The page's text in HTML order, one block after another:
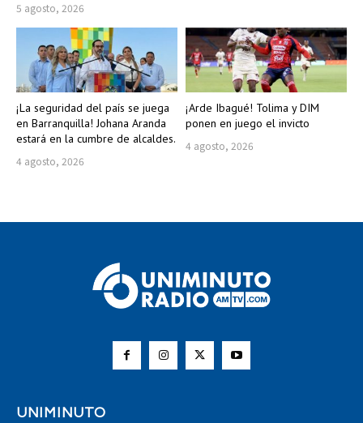
5 agosto, 2026
¡La seguridad del país se juega
en Barranquilla! Johana Aranda
estará en la cumbre de alcaldes.
4 agosto, 2026
¡Arde Ibagué! Tolima y DIM
ponen en juego el invicto
4 agosto, 2026
UNIMINUTO